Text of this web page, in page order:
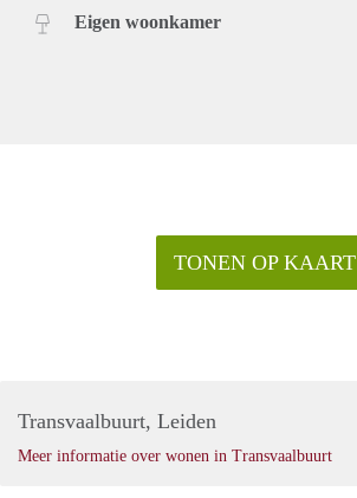
Eigen woonkamer
TONEN OP KAART
Transvaalbuurt, Leiden
Meer informatie over wonen in Transvaalbuurt